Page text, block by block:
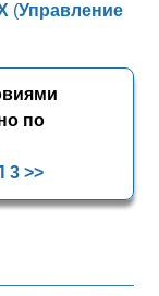
(Управление
по
3 >>